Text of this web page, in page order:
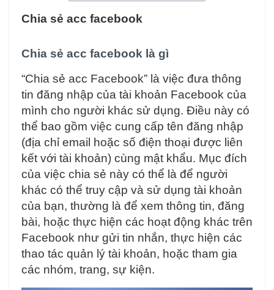
Chia sẻ acc facebook
Chia sẻ acc facebook là gì
“Chia sẻ acc Facebook” là việc đưa thông
tin đăng nhập của tài khoản Facebook của
mình cho người khác sử dụng. Điều này có
thể bao gồm việc cung cấp tên đăng nhập
(địa chỉ email hoặc số điện thoại được liên
kết với tài khoản) cùng mật khẩu. Mục đích
của việc chia sẻ này có thể là để người
khác có thể truy cập và sử dụng tài khoản
của bạn, thường là để xem thông tin, đăng
bài, hoặc thực hiện các hoạt động khác trên
Facebook như gửi tin nhắn, thực hiện các
thao tác quản lý tài khoản, hoặc tham gia
các nhóm, trang, sự kiện.